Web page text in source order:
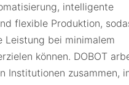
intelligente
flexible Produktion,
Leistung bei minimalem
können. DOBOT
Institutionen zusammen,